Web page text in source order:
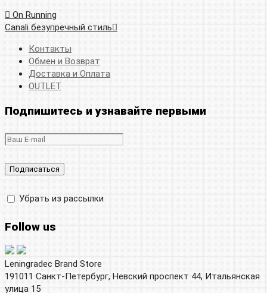
On Running
Canali безупречный стиль
Контакты
Обмен и Возврат
Доставка и Оплата
OUTLET
Подпишитесь и узнавайте первыми
Убрать из рассылки
Follow us
Leningradec Brand Store
191011 Санкт-Петербург, Невский проспект 44, Итальянская
улица 15